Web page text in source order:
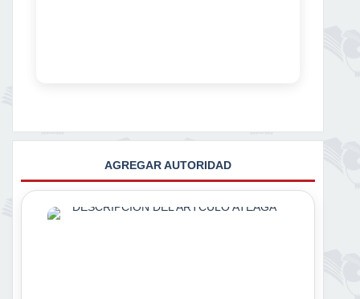
AGREGAR AUTORIDAD